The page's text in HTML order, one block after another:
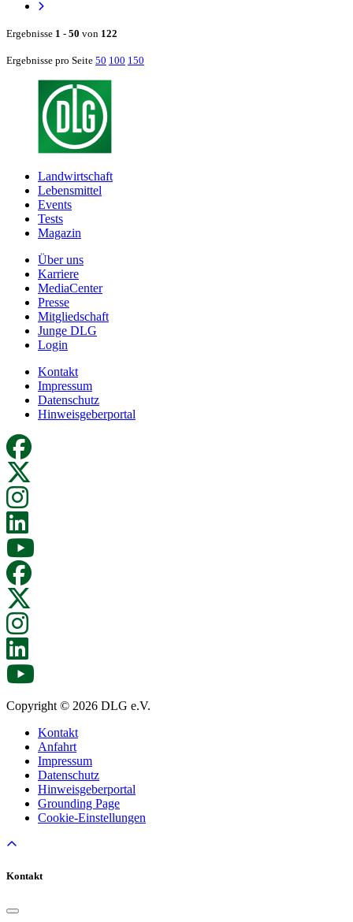
Ergebnisse 1 - 50 von 122
Ergebnisse pro Seite 50 100 150
Landwirtschaft
Lebensmittel
Events
Tests
Magazin
Über uns
Karriere
MediaCenter
Presse
Mitgliedschaft
Junge DLG
Login
Kontakt
Impressum
Datenschutz
Hinweisgeberportal
Copyright © 2026 DLG e.V.
Kontakt
Anfahrt
Impressum
Datenschutz
Hinweisgeberportal
Grounding Page
Cookie-Einstellungen
Kontakt